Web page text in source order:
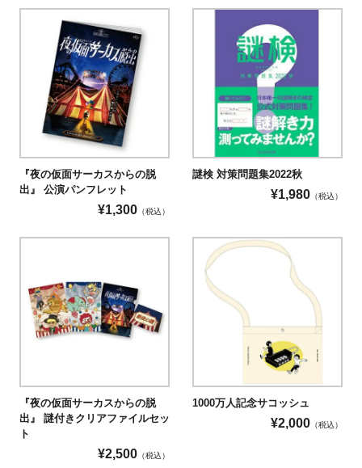
『夜の仮面サーカスからの脱
出』 公演パンフレット
¥1,300 （税込）
謎検 対策問題集2022秋
¥1,980 （税込）
『夜の仮面サーカスからの脱
出』 謎付きクリアファイルセッ
ト
¥2,500 （税込）
1000万人記念サコッシュ
¥2,000 （税込）